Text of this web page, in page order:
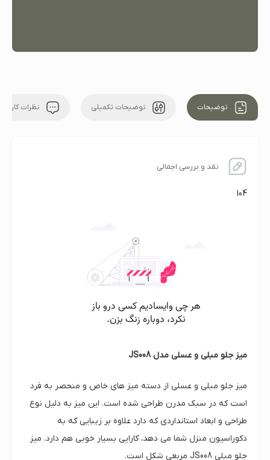
توضیحات توضیحات تکمیلی نظرات
نقد و بررسی اجمالی
104
میز جلو مبلی و عسلی مدل JS008
میز جلو مبلی و عسلی از دسته میز های خاص و منحصر به فرد
است که در سبک مدرن طراحی شده است. این میز به دلیل نوع
طراحی و ابعاد استانداردی که دارد علاوه بر زیبایی که به
دکوراسیون منزل شما می دهد، کارایی بسیار خوبی هم دارد. میز
جلو مبلی JS008 مربعی شکل است.